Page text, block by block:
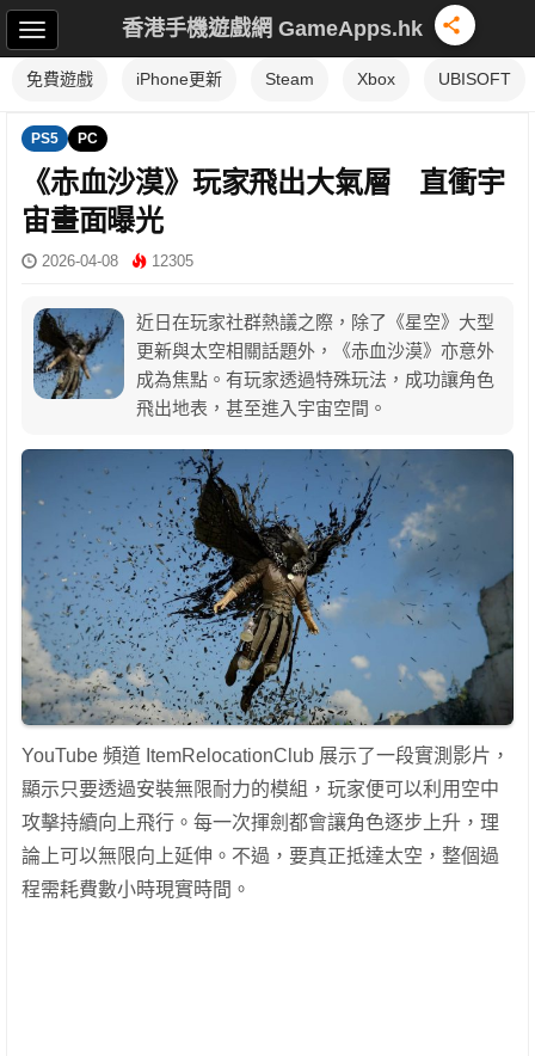
香港手機遊戲網 GameApps.hk
免費遊戲 iPhone更新 Steam Xbox UBISOFT
PS5 PC
《赤血沙漠》玩家飛出大氣層 直衝宇
宙畫面曝光
2026-04-08 12305
近日在玩家社群熱議之際，除了《星空》大型
更新與太空相關話題外，《赤血沙漠》亦意外
成為焦點。有玩家透過特殊玩法，成功讓角色
飛出地表，甚至進入宇宙空間。
YouTube 頻道 ItemRelocationClub 展示了一段實測影片，
顯示只要透過安裝無限耐力的模組，玩家便可以利用空中
攻擊持續向上飛行。每一次揮劍都會讓角色逐步上升，理
論上可以無限向上延伸。不過，要真正抵達太空，整個過
程需耗費數小時現實時間。